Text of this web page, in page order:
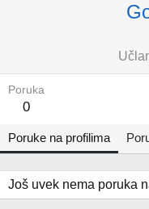
Poruka
0
Poruke na profilima
Još uvek nema poruka